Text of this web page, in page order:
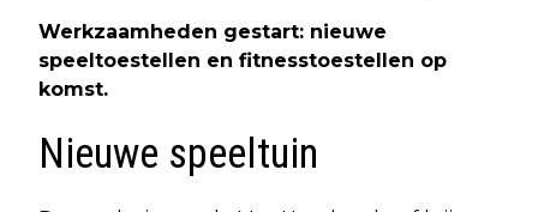
Werkzaamheden gestart: nieuwe
speeltoestellen en fitnesstoestellen op
komst.
Nieuwe speeltuin